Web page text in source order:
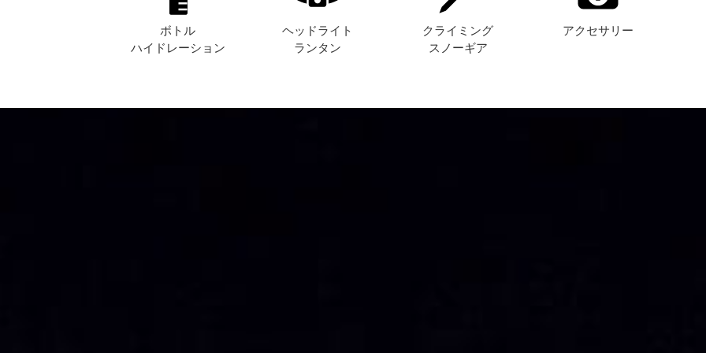
ボトル
ハイドレーション
ヘッドライト
ランタン
クライミング
スノーギア
アクセサリー